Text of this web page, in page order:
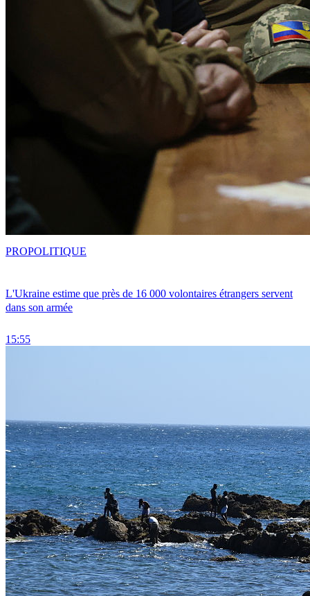
L'Ukraine estime que près de 16 000 volontaires étrangers servent
dans son armée
15:55
PROPOLITIQUE